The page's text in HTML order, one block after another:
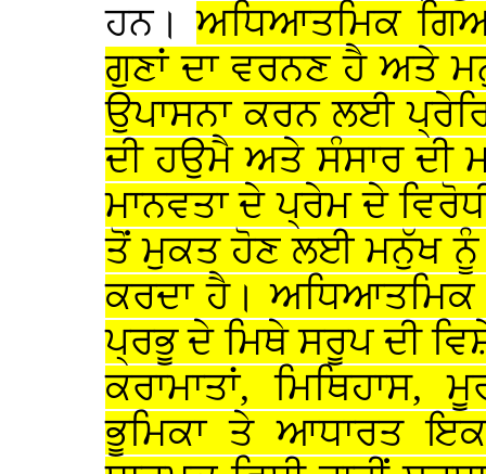
ਹਨ।ਅਧਿਆਤਮਿਕ
ਗੁਣਾਂ ਦਾ ਵਰਨਣ ਹੈ ਅਤੇ
ਉਪਾਸਨਾ ਕਰਨ ਲਈ
ਦੀ ਹਉਮੈ ਅਤੇ ਸੰਸਾਰ ਦੀ
ਮਾਨਵਤਾ ਦੇ ਪ੍ਰੇਮ ਦੇ
ਤੋਂ ਮੁਕਤ ਹੋਣ ਲਈ ਮਨੁੱਖ ਨੂੰ
ਕਰਦਾ ਹੈ। ਅਧਿਆਤਮਿਕ
ਪ੍ਰਭੂ ਦੇ ਮਿਥੇ ਸਰੂਪ ਦੀ
ਕਰਾਮਾਤਾਂ,
ਭੂਮਿਕਾ ਤੇ ਆਧਾਰਤ